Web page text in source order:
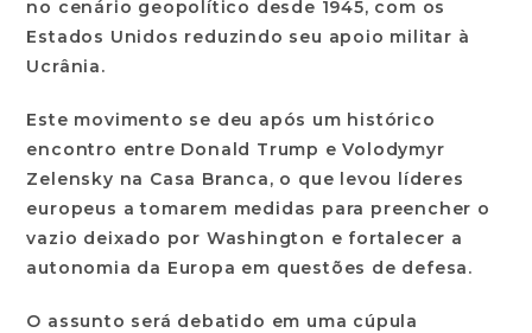
no cenário geopolítico desde 1945, com os
Estados Unidos reduzindo seu apoio militar à
Ucrânia.
Este movimento se deu após um histórico
encontro entre Donald Trump e Volodymyr
Zelensky na Casa Branca, o que levou líderes
europeus a tomarem medidas para preencher o
vazio deixado por Washington e fortalecer a
autonomia da Europa em questões de defesa.
O assunto será debatido em uma cúpula